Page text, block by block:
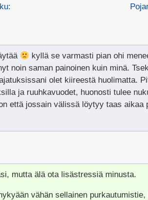
kyllä se varmasti pian ohi
noin saman painoinen kuin minä.
olet kiireestä huolimatta.
ja ruuhkavuodet, huonosti tulee
että jossain välissä löytyy taas aikaa
mutta älä ota lisästressiä minusta.
vähän sellainen